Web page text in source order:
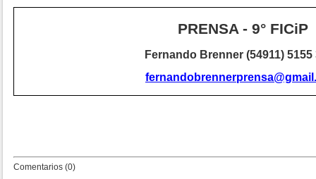
PRENSA - 9° FICiP
Fernando Brenner (54911) 5155
Comentarios (0)